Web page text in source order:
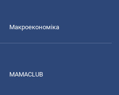
Макроекономіка
MAMACLUB